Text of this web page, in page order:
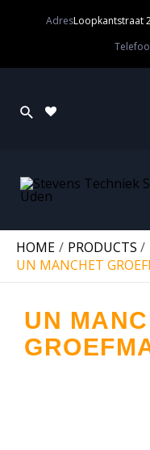
AdresLoopkantstraat
HOME
PRODUCTS
UN MANCHET
UN